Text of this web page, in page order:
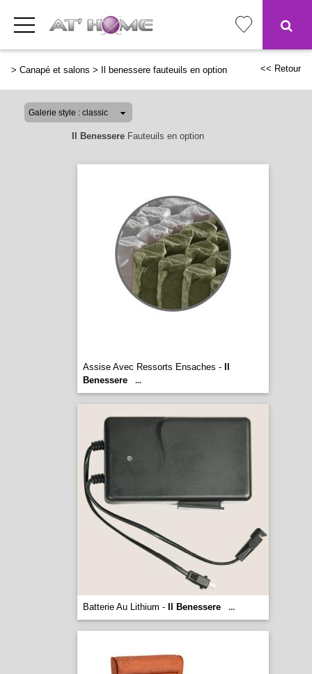
> Canapé et salons > Il benessere fauteuils en option << Retour
Il BenessereFauteuils en option
Assise Avec Ressorts Ensaches -
Benessere
...
Batterie Au Lithium - Il Benessere ...